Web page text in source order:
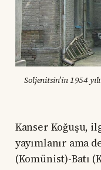
Soljenitsin’in 1954
Kanser Koğuşu,
yayımlanır ama
(Komünist)-Batı